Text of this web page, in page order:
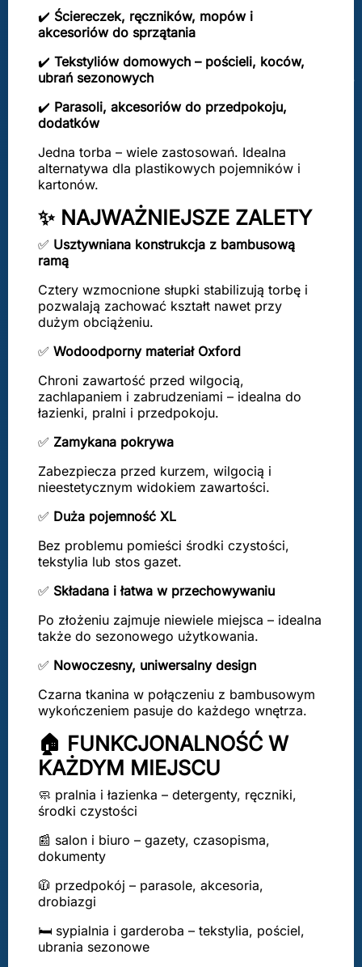
✔️ Ściereczek, ręczników, mopów i
akcesoriów do sprzątania
✔️ Tekstyliów domowych – pościeli, koców,
ubrań sezonowych
✔️ Parasoli, akcesoriów do przedpokoju,
dodatków
Jedna torba – wiele zastosowań. Idealna
alternatywa dla plastikowych pojemników i
kartonów.
✨ NAJWAŻNIEJSZE ZALETY
✅ Usztywniana konstrukcja z bambusową
ramą
Cztery wzmocnione słupki stabilizują torbę i
pozwalają zachować kształt nawet przy
dużym obciążeniu.
✅ Wodoodporny materiał Oxford
Chroni zawartość przed wilgocią,
zachlapaniem i zabrudzeniami – idealna do
łazienki, pralni i przedpokoju.
✅ Zamykana pokrywa
Zabezpiecza przed kurzem, wilgocią i
nieestetycznym widokiem zawartości.
✅ Duża pojemność XL
Bez problemu pomieści środki czystości,
tekstylia lub stos gazet.
✅ Składana i łatwa w przechowywaniu
Po złożeniu zajmuje niewiele miejsca – idealna
także do sezonowego użytkowania.
✅ Nowoczesny, uniwersalny design
Czarna tkanina w połączeniu z bambusowym
wykończeniem pasuje do każdego wnętrza.
🏠 FUNKCJONALNOŚĆ W
KAŻDYM MIEJSCU
🧼 pralnia i łazienka – detergenty, ręczniki,
środki czystości
📰 salon i biuro – gazety, czasopisma,
dokumenty
🧥 przedpokój – parasole, akcesoria,
drobiazgi
🛏️ sypialnia i garderoba – tekstylia, pościel,
ubrania sezonowe